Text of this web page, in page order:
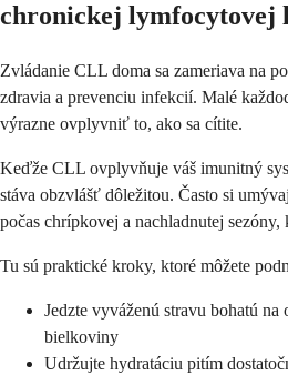
chronickej lymfocytovej
Zvládanie CLL doma sa zameriava na
zdravia a prevenciu infekcií. Malé
výrazne ovplyvniť to, ako sa cítite.
Keďže CLL ovplyvňuje váš imunitný
stáva obzvlášť dôležitou. Často si
počas chrípkovej a nachladnutej
Tu sú praktické kroky, ktoré môžete
Jedzte vyváženú stravu bohatú na
bielkoviny
Udržujte hydratáciu pitím